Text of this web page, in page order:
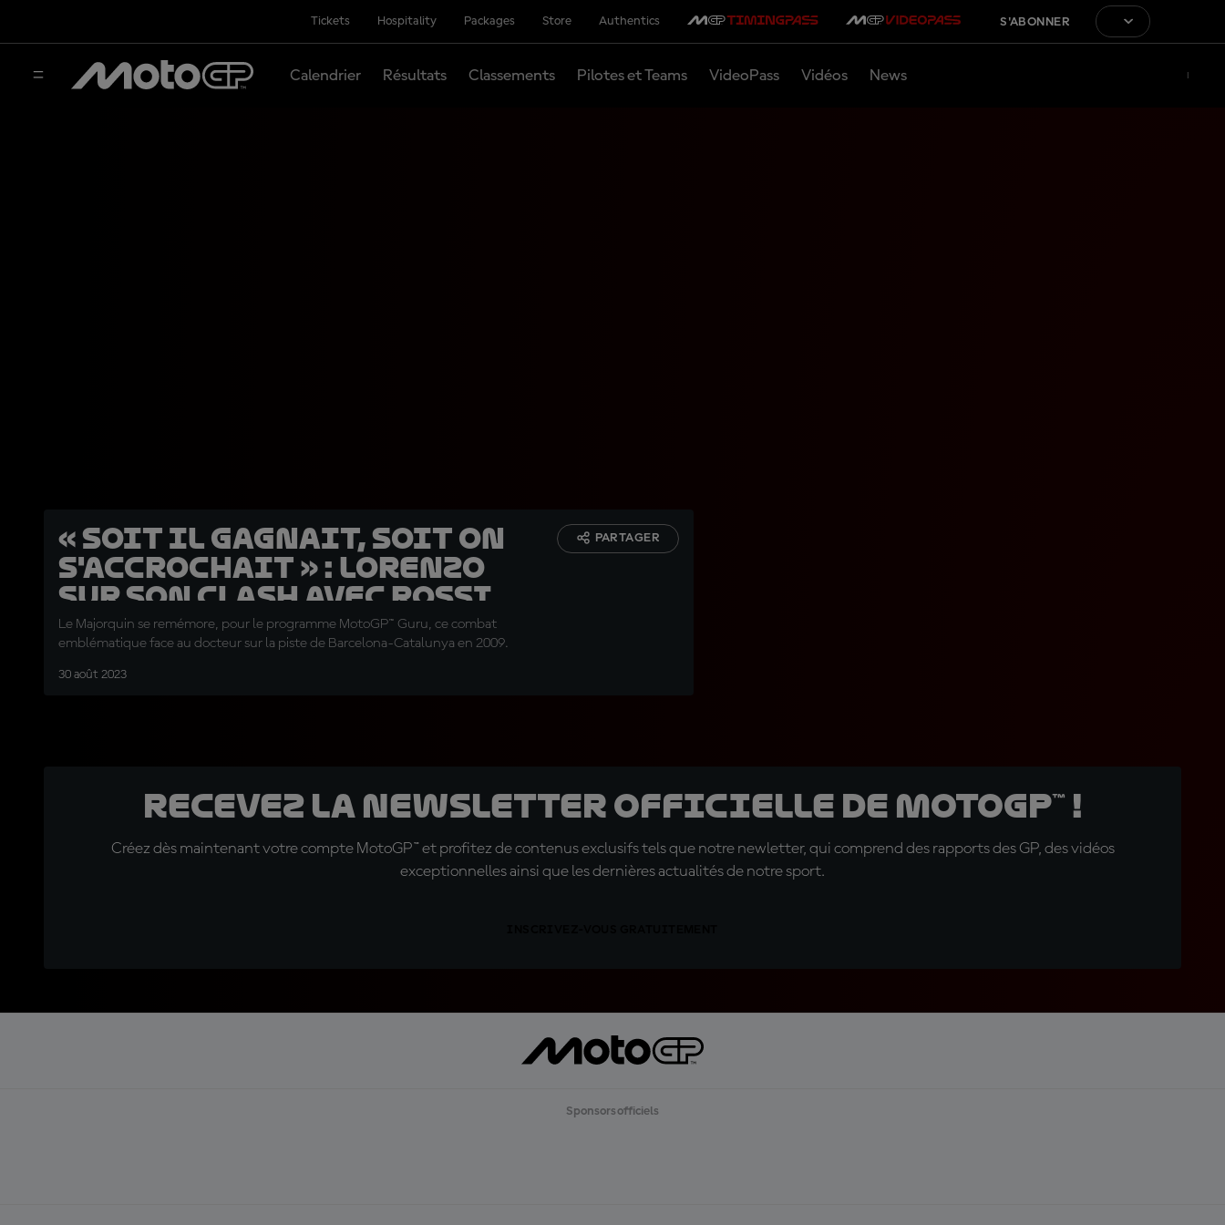
Tickets Hospitality Packages Store Authentics S'ABONNER
Calendrier Résultats Classements Pilotes et Teams VideoPass Vidéos News
« Soit il gagnait, soit on
s'accrochait » : Lorenzo
sur son clash avec Rossi
Le Majorquin se remémore, pour le programme MotoGP™ Guru, ce combat
emblématique face au docteur sur la piste de Barcelona-Catalunya en 2009.
30 août 2023
PARTAGER
Recevez la Newsletter officielle de MotoGP™ !
Créez dès maintenant votre compte MotoGP™ et profitez de contenus exclusifs tels que notre newletter, qui comprend des rapports des GP, des vidéos
exceptionnelles ainsi que les dernières actualités de notre sport.
Sponsors officiels